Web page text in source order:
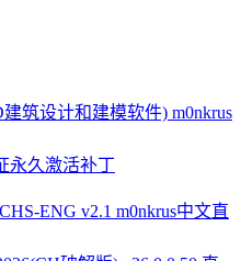
建筑设计和建模软件) m0nkrus
永久激活补丁
ENG v2.1 m0nkrus中文直